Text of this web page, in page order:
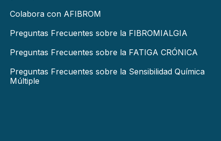
Colabora con AFIBROM
Preguntas Frecuentes sobre la FIBROMIALGIA
Preguntas Frecuentes sobre la FATIGA CRÓNICA
Preguntas Frecuentes sobre la Sensibilidad Química
Múltiple